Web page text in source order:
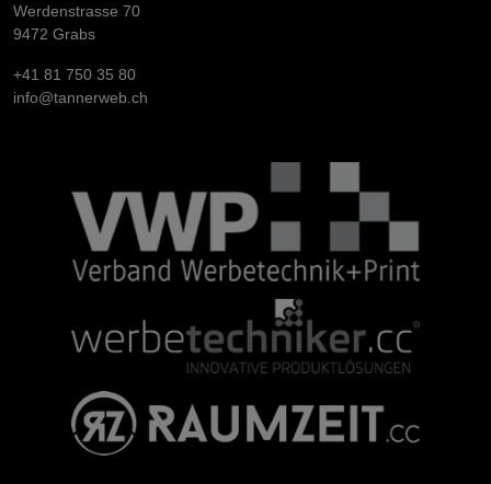
Werdenstrasse 70
9472 Grabs
+41 81 750 35 80
info@tannerweb.ch